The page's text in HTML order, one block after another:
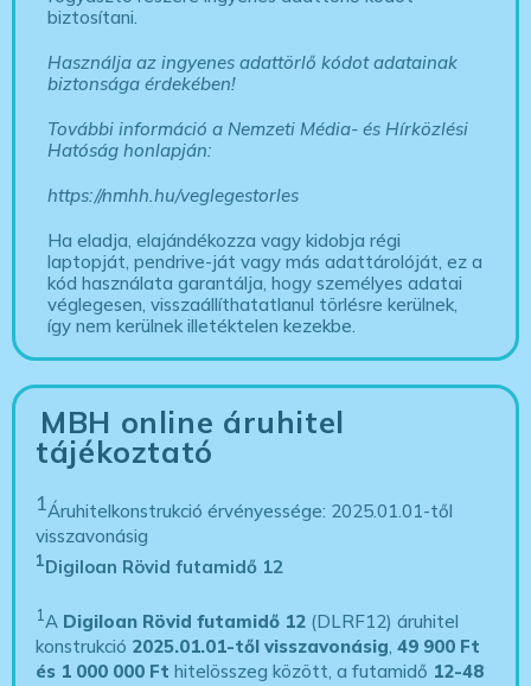
biztosítani.
Használja az ingyenes adattörlő kódot adatainak
biztonsága érdekében!
További információ a Nemzeti Média- és Hírközlési
Hatóság honlapján:
https://nmhh.hu/veglegestorles
Ha eladja, elajándékozza vagy kidobja régi
laptopját, pendrive-ját vagy más adattárolóját, ez a
kód használata garantálja, hogy személyes adatai
véglegesen, visszaállíthatatlanul törlésre kerülnek,
így nem kerülnek illetéktelen kezekbe.
MBH online áruhitel
tájékoztató
1Áruhitelkonstrukció érvényessége: 2025.01.01-től
visszavonásig
1Digiloan Rövid futamidő 12
1A Digiloan Rövid futamidő 12 (DLRF12) áruhitel
konstrukció 2025.01.01-től visszavonásig,49 900 Ft
és 1 000 000 Ft hitelösszeg között, a futamidő 12-48